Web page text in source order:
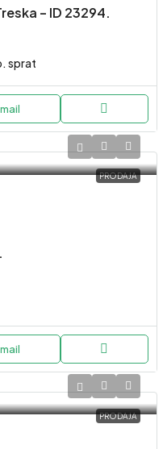
– ID 23294.
sprat
PRODAJA
PRODAJA